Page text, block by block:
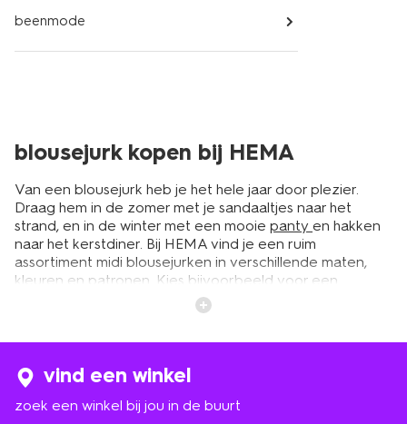
beenmode
blousejurk kopen bij HEMA
Van een blousejurk heb je het hele jaar door plezier.
Draag hem in de zomer met je sandaaltjes naar het
strand, en in de winter met een mooie panty en hakken
naar het kerstdiner. Bij HEMA vind je een ruim
assortiment midi blousejurken in verschillende maten,
kleuren en patronen. Kies bijvoorbeeld voor een
overhemdjurk met driekwart mouwen in een vrolijke
kleur. Je kunt hem nonchalant open dragen, maar je kunt
mouwen en een leuk patroon. Wat dacht je van een
mooie bloemenprint of een botanische print? Lekker
zomers! Je kunt ook kiezen voor overhemdjurken voor
vind een winkel
zoek een winkel bij jou in de buurt